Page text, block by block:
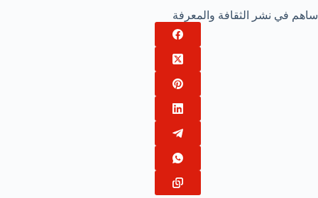
ساهم في نشر الثقافة والمعرفة